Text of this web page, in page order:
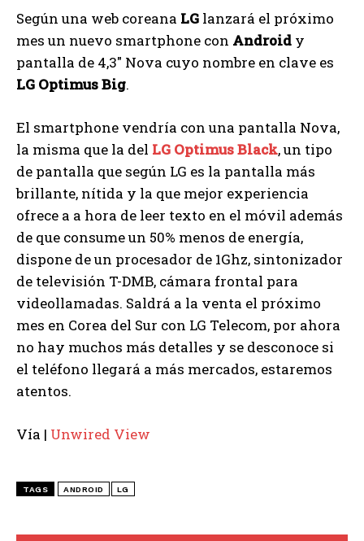
Según una web coreana LG lanzará el próximo
mes un nuevo smartphone con Android y
pantalla de 4,3″ Nova cuyo nombre en clave es
LG Optimus Big.
El smartphone vendría con una pantalla Nova,
la misma que la del LG Optimus Black, un tipo
de pantalla que según LG es la pantalla más
brillante, nítida y la que mejor experiencia
ofrece a a hora de leer texto en el móvil además
de que consume un 50% menos de energía,
dispone de un procesador de 1Ghz, sintonizador
de televisión T-DMB, cámara frontal para
videollamadas. Saldrá a la venta el próximo
mes en Corea del Sur con LG Telecom, por ahora
no hay muchos más detalles y se desconoce si
el teléfono llegará a más mercados, estaremos
atentos.
Vía | Unwired View
TAGS ANDROID LG